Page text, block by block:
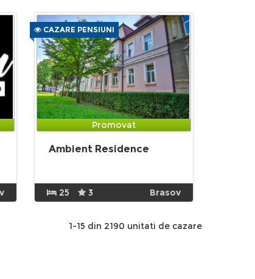
CAZARE PENSIUNI
Promovat
Ambient Residence
25 3 Brasov
1-15 din 2190 unitati de cazare